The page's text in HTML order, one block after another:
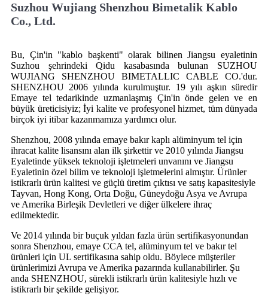
Suzhou Wujiang Shenzhou Bimetalik Kablo
Co., Ltd.
Bu, Çin'in "kablo başkenti" olarak bilinen Jiangsu eyaletinin
Suzhou şehrindeki Qidu kasabasında bulunan SUZHOU
WUJIANG SHENZHOU BIMETALLIC CABLE CO.'dur.
SHENZHOU 2006 yılında kurulmuştur. 19 yılı aşkın süredir
Emaye tel tedarikinde uzmanlaşmış Çin'in önde gelen ve en
büyük üreticisiyiz; İyi kalite ve profesyonel hizmet, tüm dünyada
birçok iyi itibar kazanmamıza yardımcı olur.
Shenzhou, 2008 yılında emaye bakır kaplı alüminyum tel için
ihracat kalite lisansını alan ilk şirkettir ve 2010 yılında Jiangsu
Eyaletinde yüksek teknoloji işletmeleri unvanını ve Jiangsu
Eyaletinin özel bilim ve teknoloji işletmelerini almıştır. Ürünler
istikrarlı ürün kalitesi ve güçlü üretim çıktısı ve satış kapasitesiyle
Tayvan, Hong Kong, Orta Doğu, Güneydoğu Asya ve Avrupa
ve Amerika Birleşik Devletleri ve diğer ülkelere ihraç
edilmektedir.
Ve 2014 yılında bir buçuk yıldan fazla ürün sertifikasyonundan
sonra Shenzhou, emaye CCA tel, alüminyum tel ve bakır tel
ürünleri için UL sertifikasına sahip oldu. Böylece müşteriler
ürünlerimizi Avrupa ve Amerika pazarında kullanabilirler. Şu
anda SHENZHOU, sürekli istikrarlı ürün kalitesiyle hızlı ve
istikrarlı bir şekilde gelişiyor.